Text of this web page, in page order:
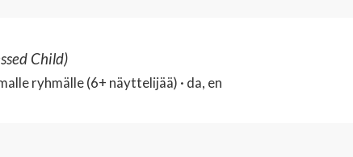
Child)
ryhmälle (6+ näyttelijää) · da, en